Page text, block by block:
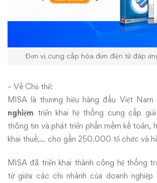
tư
68/2019/TT-
BTC
Đơn vị cung cấp hóa đơn điện tử đáp
– Về Chủ thể:
MISA là thương hiệu hàng đầu Việt Nam
nghiệm triển khai hệ thống cung cấp
thông tin và phát triển phần mềm kế toán,
khai thuế,… cho gần 250.000 tổ chức và
MISA đã triển khai thành công hệ thống
tử giữa các chi nhánh của doanh